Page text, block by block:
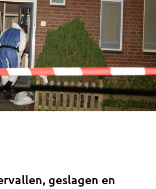
geslagen en